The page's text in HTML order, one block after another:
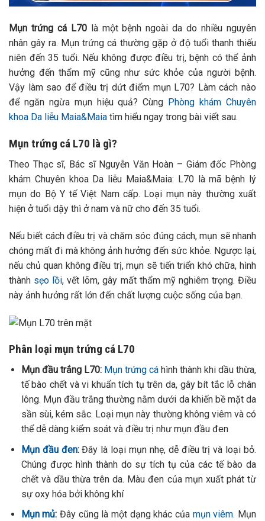
Mụn trứng cá L70là một bệnh ngoài da do nhiều nguyên
nhân gây ra. Mụn trứng cá thường gặp ở độ tuổi thanh thiếu
niên đến 35 tuổi. Nếu không được điều trị, bệnh có thể ảnh
hưởng đến thẩm mỹ cũng như sức khỏe của người bệnh.
Vậy làm sao để điều trị dứt điểm mụn L70? Làm cách nào
để ngăn ngừa mụn hiệu quả? Cùng Phòng khám Chuyên
khoa Da liễu Maia&Maia tìm hiểu ngay trong bài viết sau.
Mụn trứng cá L70 là gì?
Theo Thạc sĩ, Bác sĩ Nguyễn Văn Hoàn – Giám đốc Phòng
khám Chuyên khoa Da liễu Maia&Maia: L70 là mã bệnh lý
mụn do Bộ Y tế Việt Nam cấp. Loại mụn này thường xuất
hiện ở tuổi dậy thì ở nam và nữ cho đến 35 tuổi.
Nếu biết cách điều trị và chăm sóc đúng cách, mụn sẽ nhanh
chóng mất đi mà không ảnh hưởng đến sức khỏe. Ngược lại,
nếu chủ quan không điều trị, mụn sẽ tiến triển khó chữa, hình
thành sẹo lồi, vết lõm, gây mất thẩm mỹ nghiêm trọng. Điều
này ảnh hưởng rất lớn đến chất lượng cuộc sống của bạn.
Phân loại mụn trứng cá L70
Mụn đầu trắng L70: Mụn trứng cáhình thành khi dầu thừa,
tế bào chết và vi khuẩn tích tụ trên da, gây bít tắc lỗ chân
lông. Mụn đầu trắng thường nằm dưới da khiến bề mặt da
sần sùi, kém sắc. Loại mụn này thường không viêm và có
thể dễ dàng kiểm soát và điều trị như mụn đầu đen
Mụn đầu đen:Đây là loại mụn nhẹ, dễ điều trị và loại bỏ.
Chúng được hình thành do sự tích tụ của các tế bào da
chết và dầu thừa trên da. Màu đen của mụn xuất phát từ
sự oxy hóa bởi không khí
Mụn mủ: Đây cũng là một dạng khác của mụn viêm. Mụn